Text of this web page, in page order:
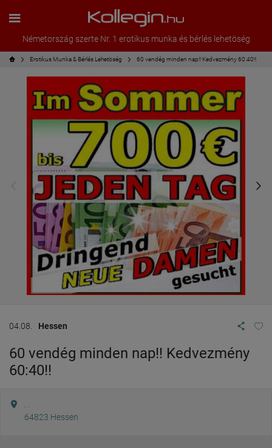
Németország szerte Nr. 1 erotikus munka és bérlés lehetöség
Erotikus Munka & Bérlés Lehetöség 60 vendég minden nap!! Kedvezmény 60:40!!
04.08. Hessen
60 vendég minden nap!! Kedvezmény
60:40!!
64823 Hessen